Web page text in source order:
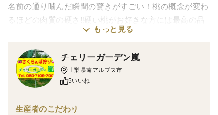
名前の通り噛んだ瞬間の驚きがすごい！桃の概念が変わ
るほどの肉質の硬さ‼️硬い桃がお好きな方には最高の品
数量限定になりますので、お早めにご注文下さい。
再販をする場合もございますので、ご希望の方はハート
もっと見る
チェリーガーデン嵐
山梨県南アルプス市
5いいね
生産者のこだわり